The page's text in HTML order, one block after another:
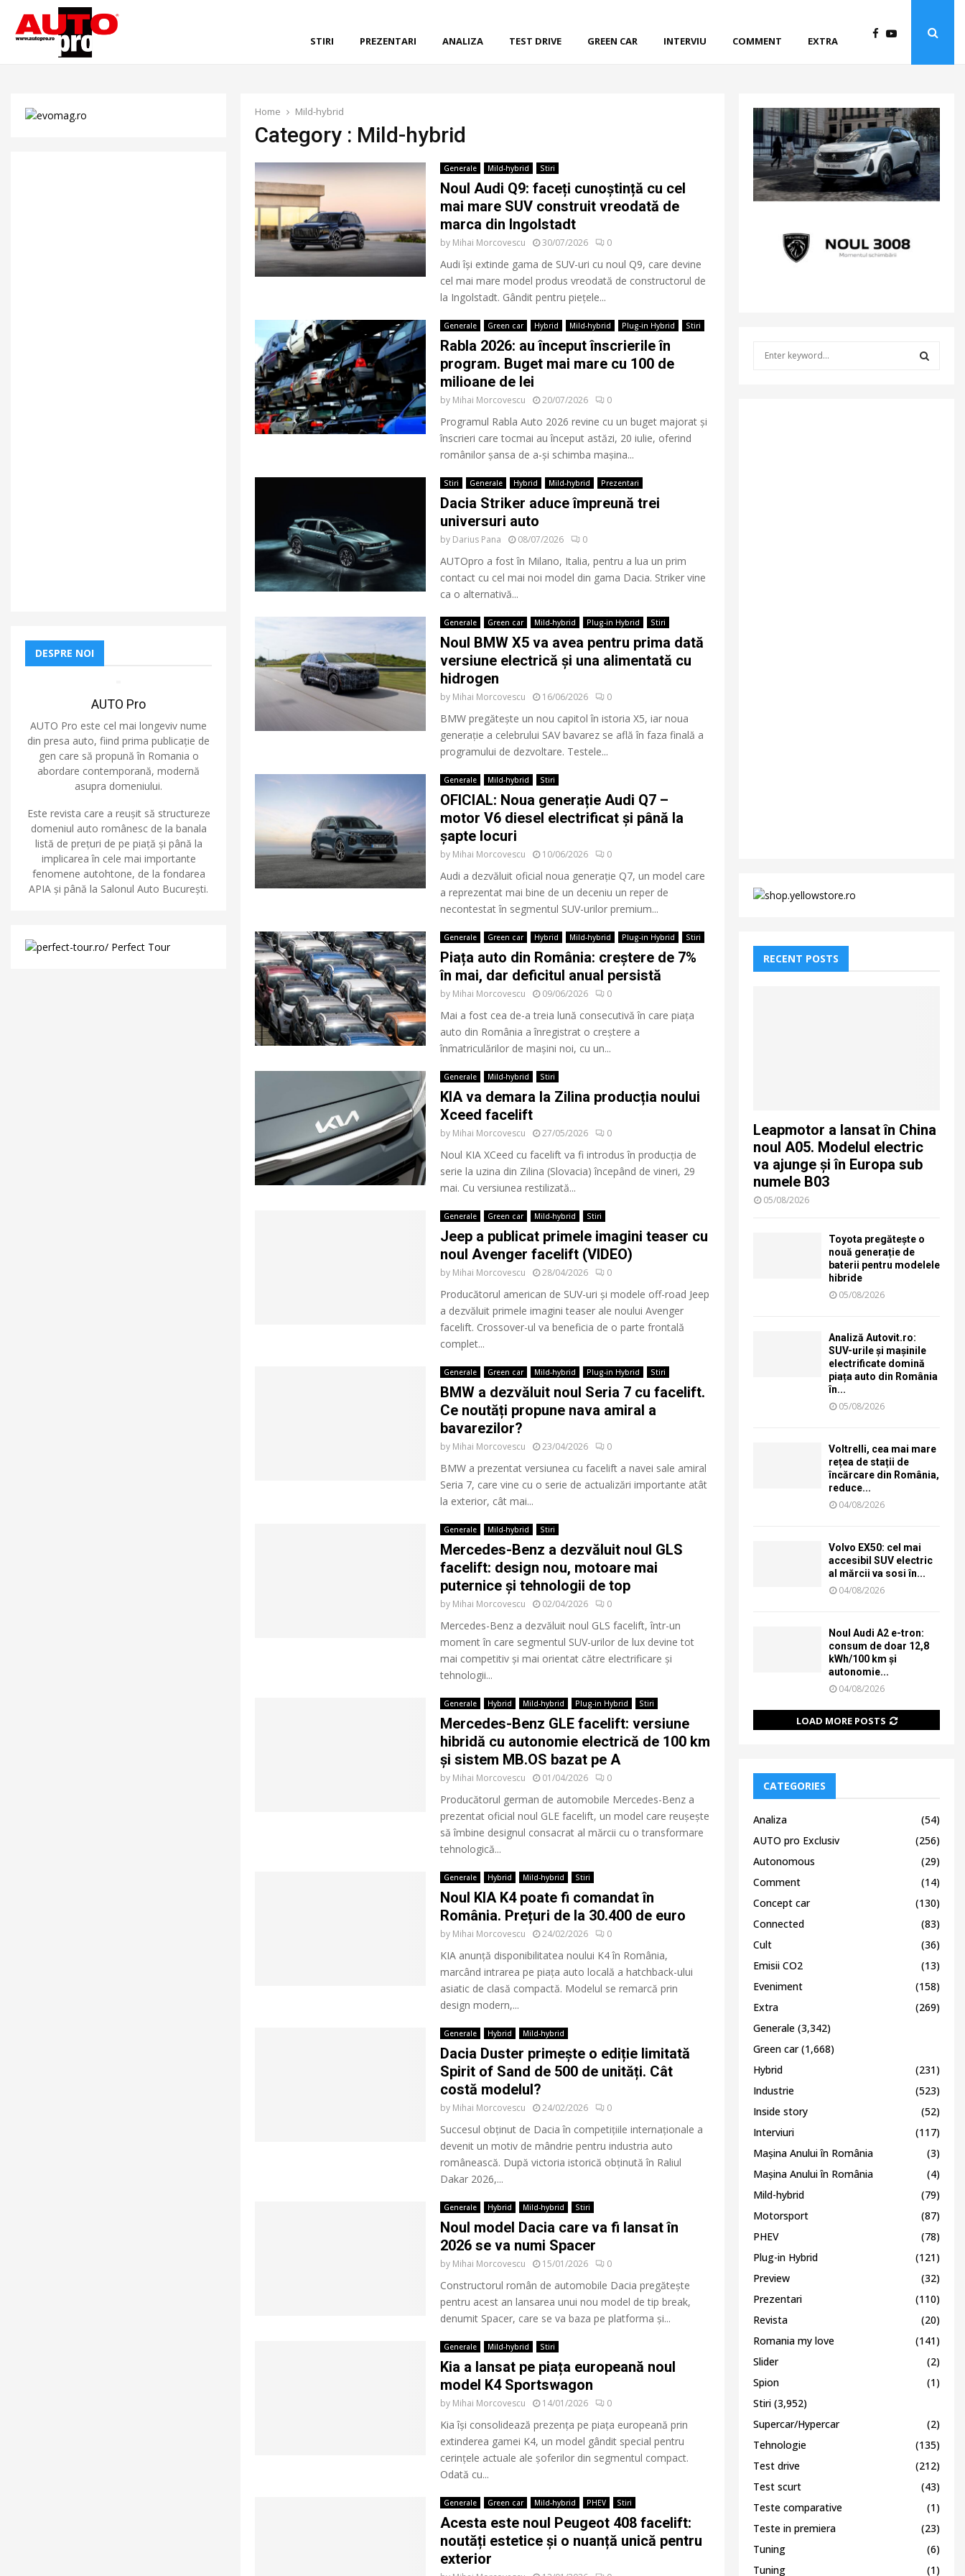
STIRI PREZENTARI ANALIZA TEST DRIVE GREEN CAR INTERVIU COMMENT EXTRA
Home Mild-hybrid
Category : Mild-hybrid
Generale Mild-hybrid Stiri
Noul Audi Q9: faceți cunoștință cu cel
mai mare SUV construit vreodată de
marca din Ingolstadt
by Mihai Morcovescu 30/07/2026 0
Audi își extinde gama de SUV-uri cu noul Q9, care devine
cel mai mare model produs vreodată de constructorul de
la Ingolstadt. Gândit pentru piețele...
Generale Green car Hybrid Mild-hybrid Plug-in Hybrid Stiri
Rabla 2026: au început înscrierile în
program. Buget mai mare cu 100 de
milioane de lei
by Mihai Morcovescu 20/07/2026 0
Programul Rabla Auto 2026 revine cu un buget majorat și
înscrieri care tocmai au început astăzi, 20 iulie, oferind
românilor șansa de a-și schimba mașina...
Stiri Generale Hybrid Mild-hybrid Prezentari
Dacia Striker aduce împreună trei
universuri auto
by Darius Pana 08/07/2026 0
AUTOpro a fost în Milano, Italia, pentru a lua un prim
contact cu cel mai noi model din gama Dacia. Striker vine
ca o alternativă...
Generale Green car Mild-hybrid Plug-in Hybrid Stiri
Noul BMW X5 va avea pentru prima dată
versiune electrică și una alimentată cu
hidrogen
by Mihai Morcovescu 16/06/2026 0
BMW pregătește un nou capitol în istoria X5, iar noua
generație a celebrului SAV bavarez se află în faza finală a
programului de dezvoltare. Testele...
Generale Mild-hybrid Stiri
OFICIAL: Noua generație Audi Q7 –
motor V6 diesel electrificat și până la
șapte locuri
by Mihai Morcovescu 10/06/2026 0
Audi a dezvăluit oficial noua generație Q7, un model care
a reprezentat mai bine de un deceniu un reper de
necontestat în segmentul SUV-urilor premium...
Generale Green car Hybrid Mild-hybrid Plug-in Hybrid Stiri
Piața auto din România: creștere de 7%
în mai, dar deficitul anual persistă
by Mihai Morcovescu 09/06/2026 0
Mai a fost cea de-a treia lună consecutivă în care piața
auto din România a înregistrat o creștere a
înmatriculărilor de mașini noi, cu un...
Generale Mild-hybrid Stiri
KIA va demara la Zilina producția noului
Xceed facelift
by Mihai Morcovescu 27/05/2026 0
Noul KIA XCeed cu facelift va fi introdus în producția de
serie la uzina din Zilina (Slovacia) începând de vineri, 29
mai. Cu versiunea restilizată...
Generale Green car Mild-hybrid Stiri
Jeep a publicat primele imagini teaser cu
noul Avenger facelift (VIDEO)
by Mihai Morcovescu 28/04/2026 0
Producătorul american de SUV-uri și modele off-road Jeep
a dezvăluit primele imagini teaser ale noului Avenger
facelift. Crossover-ul va beneficia de o parte frontală
complet...
Generale Green car Mild-hybrid Plug-in Hybrid Stiri
BMW a dezvăluit noul Seria 7 cu facelift.
Ce noutăți propune nava amiral a
bavarezilor?
by Mihai Morcovescu 23/04/2026 0
BMW a prezentat versiunea cu facelift a navei sale amiral
Seria 7, care vine cu o serie de actualizări importante atât
la exterior, cât mai...
Generale Mild-hybrid Stiri
Mercedes-Benz a dezvăluit noul GLS
facelift: design nou, motoare mai
puternice și tehnologii de top
by Mihai Morcovescu 02/04/2026 0
Mercedes-Benz a dezvăluit noul GLS facelift, într-un
moment în care segmentul SUV-urilor de lux devine tot
mai competitiv și mai orientat către electrificare și
tehnologii...
Generale Hybrid Mild-hybrid Plug-in Hybrid Stiri
Mercedes-Benz GLE facelift: versiune
hibridă cu autonomie electrică de 100 km
și sistem MB.OS bazat pe A
by Mihai Morcovescu 01/04/2026 0
Producătorul german de automobile Mercedes-Benz a
prezentat oficial noul GLE facelift, un model care reușește
să îmbine designul consacrat al mărcii cu o transformare
tehnologică...
Generale Hybrid Mild-hybrid Stiri
Noul KIA K4 poate fi comandat în
România. Prețuri de la 30.400 de euro
by Mihai Morcovescu 24/02/2026 0
KIA anunță disponibilitatea noului K4 în România,
marcând intrarea pe piața auto locală a hatchback-ului
asiatic de clasă compactă. Modelul se remarcă prin
design modern,...
Generale Hybrid Mild-hybrid
Dacia Duster primește o ediție limitată
Spirit of Sand de 500 de unități. Cât
costă modelul?
by Mihai Morcovescu 24/02/2026 0
Succesul obținut de Dacia în competițiile internaționale a
devenit un motiv de mândrie pentru industria auto
românească. După victoria istorică obținută în Raliul
Dakar 2026,...
Generale Hybrid Mild-hybrid Stiri
Noul model Dacia care va fi lansat în
2026 se va numi Spacer
by Mihai Morcovescu 15/01/2026 0
Constructorul român de automobile Dacia pregătește
pentru acest an lansarea unui nou model de tip break,
denumit Spacer, care se va baza pe platforma și...
Generale Mild-hybrid Stiri
Kia a lansat pe piața europeană noul
model K4 Sportswagon
by Mihai Morcovescu 14/01/2026 0
Kia își consolidează prezența pe piața europeană prin
extinderea gamei K4, un model gândit special pentru
cerințele actuale ale șoferilor din segmentul compact.
Odată cu...
Generale Green car Mild-hybrid PHEV Stiri
Acesta este noul Peugeot 408 facelift:
noutăți estetice și o nuanță unică pentru
exterior
DESPRE NOI
AUTO Pro
AUTO Pro este cel mai longeviv nume
din presa auto, fiind prima publicație de
gen care să propună în Romania o
abordare contemporană, modernă
asupra domeniului.
Este revista care a reușit să structureze
domeniul auto românesc de la banala
listă de prețuri de pe piață și până la
implicarea în cele mai importante
fenomene autohtone, de la fondarea
APIA și până la Salonul Auto București.
RECENT POSTS
Leapmotor a lansat în China
noul A05. Modelul electric
va ajunge și în Europa sub
numele B03
05/08/2026
Toyota pregătește o
nouă generație de
baterii pentru modelele
hibride
05/08/2026
Analiză Autovit.ro:
SUV-urile și mașinile
electrificate domină
piața auto din România
în...
05/08/2026
Voltrelli, cea mai mare
rețea de stații de
încărcare din România,
reduce...
04/08/2026
Volvo EX50: cel mai
accesibil SUV electric
al mărcii va sosi în...
04/08/2026
Noul Audi A2 e-tron:
consum de doar 12,8
kWh/100 km și
autonomie...
04/08/2026
LOAD MORE POSTS
CATEGORIES
Analiza
(54)
AUTO pro Exclusiv
(256)
Autonomous
(29)
Comment
(14)
Concept car
(130)
Connected
(83)
Cult
(36)
Emisii CO2
(13)
Eveniment
(158)
Extra
(269)
Generale (3,342)
Green car(1,668)
Hybrid
(231)
Industrie
(523)
Inside story
(52)
Interviuri
(117)
Mașina Anului în România
(3)
Mașina Anului în România
(4)
Mild-hybrid
(79)
Motorsport
(87)
PHEV
(78)
Plug-in Hybrid
(121)
Preview
(32)
Prezentari
(110)
Revista
(20)
Romania my love
(141)
Slider
(2)
Spion
(1)
Stiri (3,952)
Supercar/Hypercar
(2)
Tehnologie
(135)
Test drive
(212)
Test scurt
(43)
Teste comparative
(1)
Teste in premiera
(23)
Tuning
(6)
Tuning
(1)